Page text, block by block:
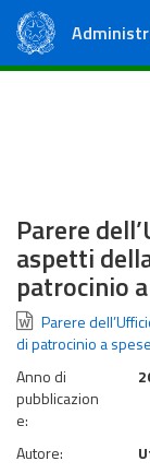
Parere
aspetti
patrocinio
Parere
di patrocinio a
Anno di
pubblicazion
e:
Autore: